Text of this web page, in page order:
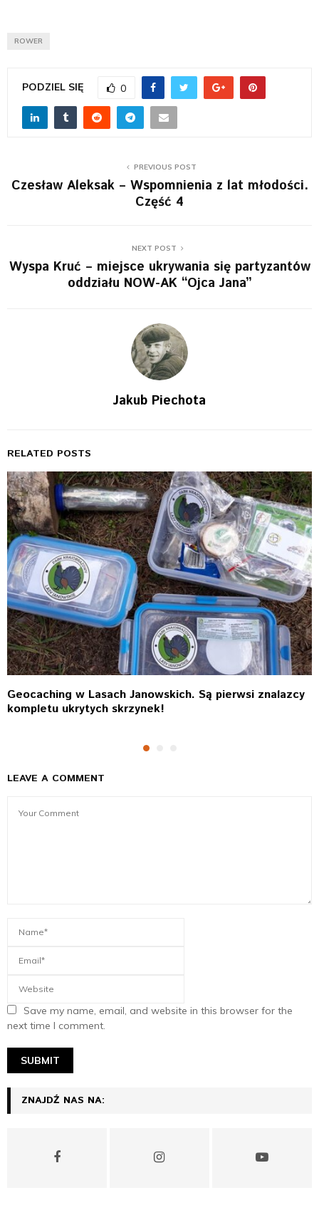
ROWER
PODZIEL SIĘ 0
PREVIOUS POST
Czesław Aleksak – Wspomnienia z lat młodości.
Część 4
NEXT POST
Wyspa Kruć – miejsce ukrywania się partyzantów
oddziału NOW-AK “Ojca Jana”
Jakub Piechota
RELATED POSTS
Geocaching w Lasach Janowskich. Są pierwsi znalazcy
kompletu ukrytych skrzynek!
LEAVE A COMMENT
Save my name, email, and website in this browser for the
next time I comment.
ZNAJDŹ NAS NA: